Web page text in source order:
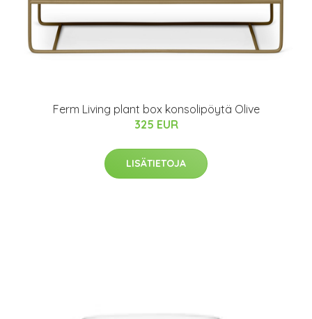
Ferm Living plant box konsolipöytä Olive
325 EUR
LISÄTIETOJA